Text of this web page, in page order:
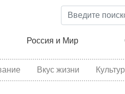
к
Россия и Мир
Вкус жизни